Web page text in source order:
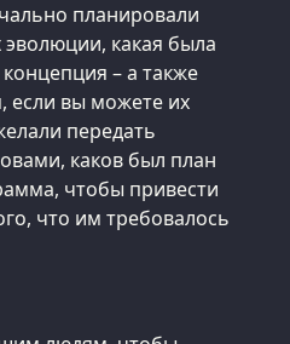
планировали
какая была
– а также
если вы можете их
передать
каков был план
чтобы привести
что им требовалось